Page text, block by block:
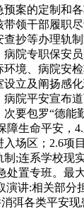
案的定制和
领干部履职
抄等办理轨
院专职保安
境、病院安检
立及阐扬感
院平安宣布
要包罗“德能
障生命平安，
场区；2.6项
;连系学校现
处置专班。最
演讲:相关部分
弭各类平安